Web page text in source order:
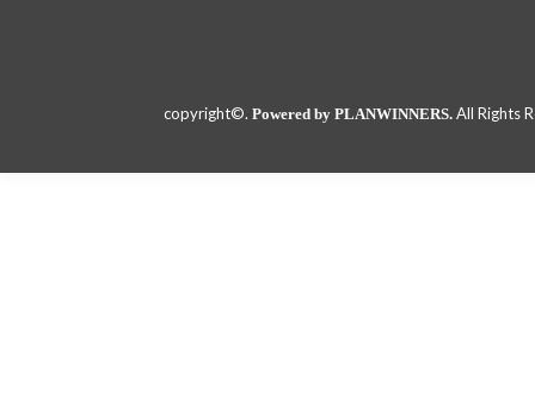
copyright©. Powered by PLANWINNERS. All Rights